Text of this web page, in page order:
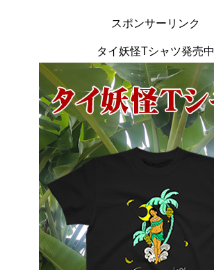
スポンサーリンク
タイ妖怪Tシャツ発売中